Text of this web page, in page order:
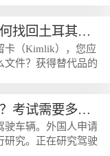
分发达国家。对高
份，如同为家庭配置
拿两本护照？从实
土耳其居留卡丢失怎么办？如何找回土耳其居留卡？
卡（Kimlik），您应
文件？获得替代品的
应前往土耳其移民
）外，您还需要支
。补发Kimlik卡所需
土耳其驾驶执照考试如何进行？考试需要多少分钟？
驶车辆。外国人申请
研究。正在研究驾驶